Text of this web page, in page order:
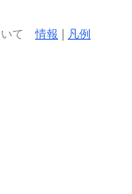
いて情報 凡例